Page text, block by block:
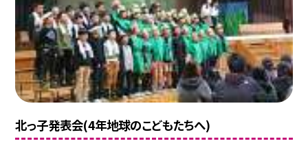
北っ子発表会(4年地球のこどもたちへ)